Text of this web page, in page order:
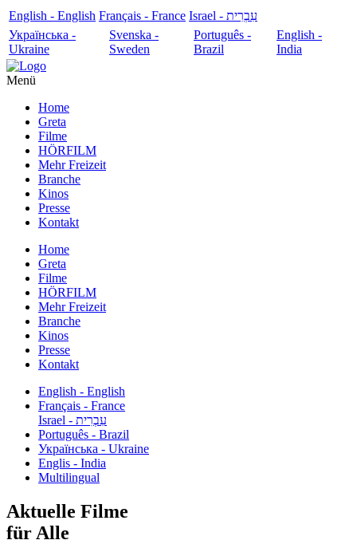
English - English Français - France
עִבְרִית - Israel
Українська -
Ukraine
Svenska -
Sweden
Português -
Brazil
English -
India
Menü
Home
Greta
Filme
HÖRFILM
Mehr Freizeit
Branche
Kinos
Presse
Kontakt
Home
Greta
Filme
HÖRFILM
Mehr Freizeit
Branche
Kinos
Presse
Kontakt
English - English
Français - France
עִבְרִית - Israel
Português - Brazil
Українська - Ukraine
Englis - India
Multilingual
Aktuelle Filme
für Alle